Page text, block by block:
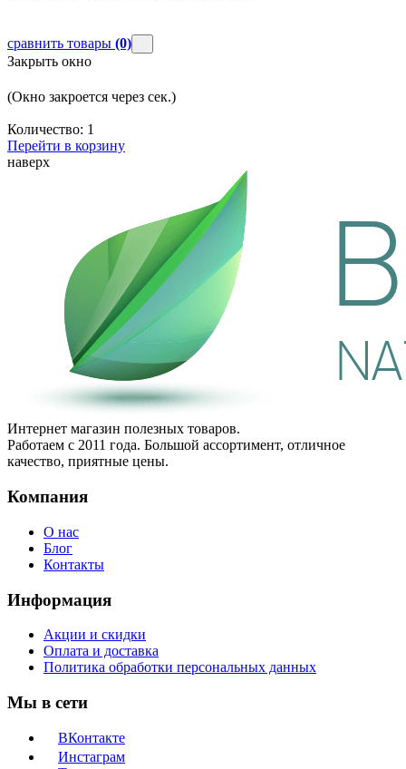
сравнить товары (0)
Закрыть окно
(Окно закроется через сек.)
Количество: 1
Перейти в корзину
наверх
Интернет магазин полезных товаров.
Работаем с 2011 года. Большой ассортимент, отличное
качество, приятные цены.
Компания
О нас
Блог
Контакты
Информация
Акции и скидки
Оплата и доставка
Политика обработки персональных данных
Мы в сети
ВКонтакте
Инстаграм